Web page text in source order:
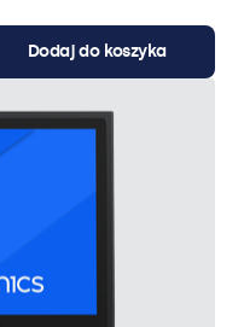
Dodaj do koszyka